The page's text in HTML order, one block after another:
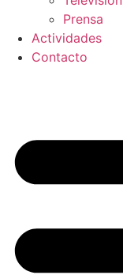
Prensa
Actividades
Contacto